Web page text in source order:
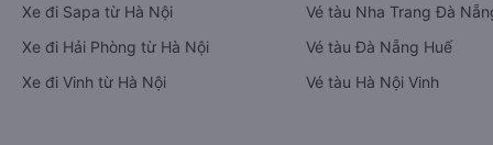
Xe đi Sapa từ Hà Nội
Xe đi Hải Phòng từ Hà Nội
Xe đi Vinh từ Hà Nội
Vé tàu Nha Trang Đà
Vé tàu Đà Nẵng Huế
Vé tàu Hà Nội Vinh